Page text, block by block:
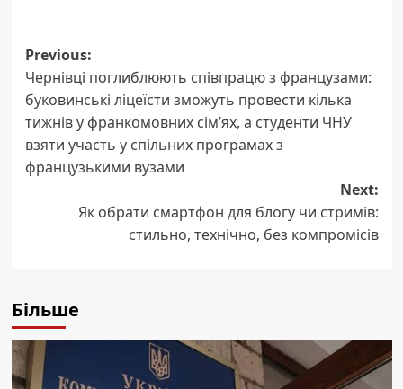
Post
navigation
Previous:
Чернівці поглиблюють співпрацю з французами:
буковинські ліцеїсти зможуть провести кілька
тижнів у франкомовних сім’ях, а студенти ЧНУ
взяти участь у спільних програмах з
французькими вузами
Next:
Як обрати смартфон для блогу чи стримів:
стильно, технічно, без компромісів
Більше